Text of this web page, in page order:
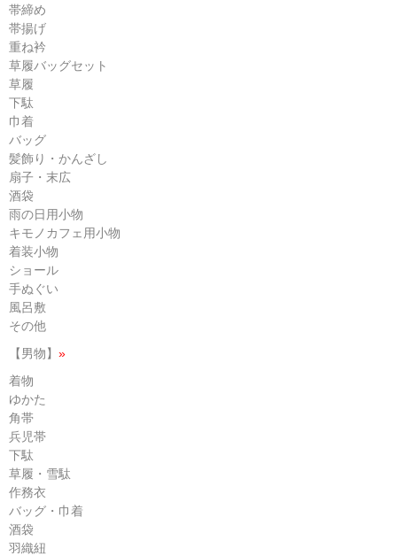
帯締め
帯揚げ
重ね衿
草履バッグセット
草履
下駄
巾着
バッグ
髪飾り・かんざし
扇子・末広
酒袋
雨の日用小物
キモノカフェ用小物
着装小物
ショール
手ぬぐい
風呂敷
その他
【男物】 »
着物
ゆかた
角帯
兵児帯
下駄
草履・雪駄
作務衣
バッグ・巾着
酒袋
羽織紐